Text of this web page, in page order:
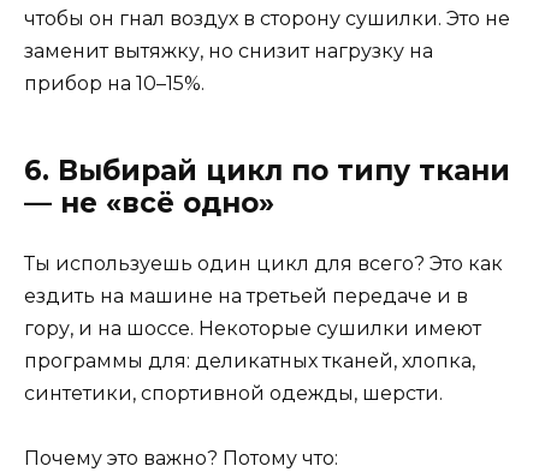
чтобы он гнал воздух в сторону сушилки. Это не
заменит вытяжку, но снизит нагрузку на
прибор на 10–15%.
6. Выбирай цикл по типу ткани
— не «всё одно»
Ты используешь один цикл для всего? Это как
ездить на машине на третьей передаче и в
гору, и на шоссе. Некоторые сушилки имеют
программы для: деликатных тканей, хлопка,
синтетики, спортивной одежды, шерсти.
Почему это важно? Потому что: